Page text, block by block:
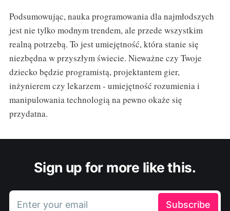
Podsumowując, nauka programowania dla najmłodszych
jest nie tylko modnym trendem, ale przede wszystkim
realną potrzebą. To jest umiejętność, która stanie się
niezbędna w przyszłym świecie. Nieważne czy Twoje
dziecko będzie programistą, projektantem gier,
inżynierem czy lekarzem - umiejętność rozumienia i
manipulowania technologią na pewno okaże się
przydatna.
Sign up for more like this.
Enter your email Subscribe